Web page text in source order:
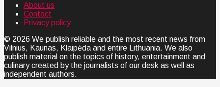
About us
Contact
Privacy policy
© 2026 We publish reliable and the most recent news from
Vilnius, Kaunas, Klaipėda and entire Lithuania. We also
publish material on the topics of history, entertainment and
culinary created by the journalists of our desk as well as
independent authors.